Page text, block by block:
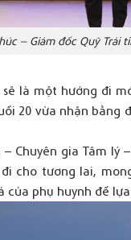
– Giám đốc Quỹ Trái
là một hướng đi
20 vừa nhận
Chuyên gia Tâm lý
cho tương lai,
phụ huynh để